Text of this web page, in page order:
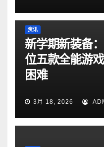
资讯
新学期新装备
位五款全能游
困难
3月 18, 2026